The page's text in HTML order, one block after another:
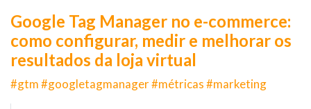
Google Tag Manager no e-commerce:
como configurar, medir e melhorar os
resultados da loja virtual
#gtm #googletagmanager #métricas #marketing